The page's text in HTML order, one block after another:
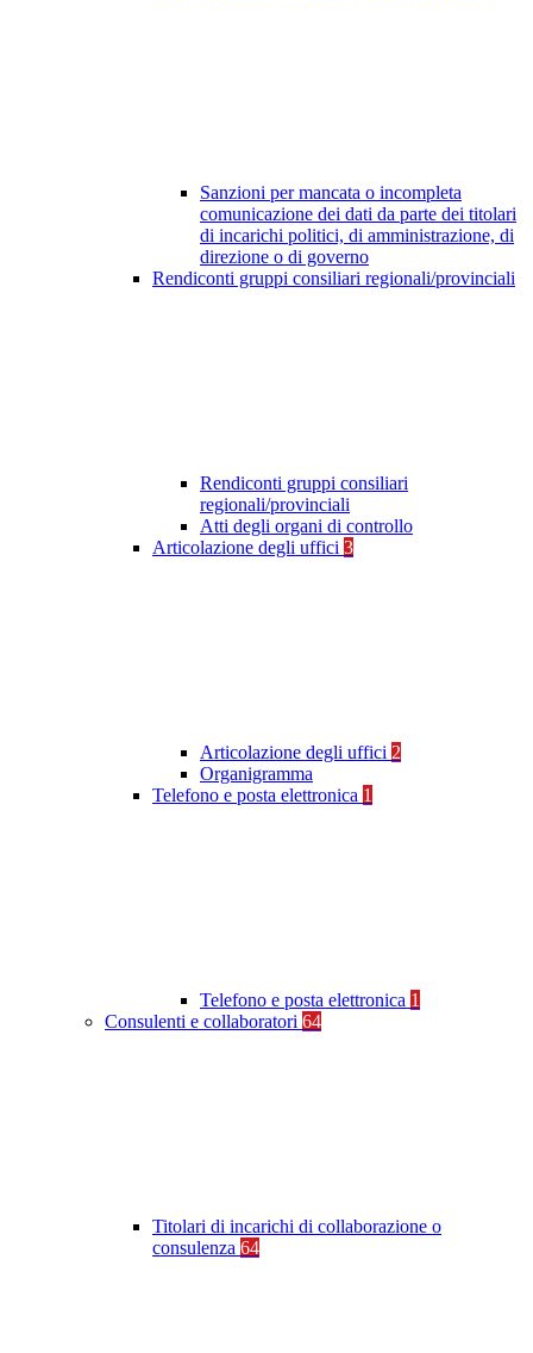
Sanzioni per mancata o incompleta
comunicazione dei dati da parte dei titolari
di incarichi politici, di amministrazione, di
direzione o di governo
Rendiconti gruppi consiliari regionali/provinciali
Rendiconti gruppi consiliari
regionali/provinciali
Atti degli organi di controllo
Articolazione degli uffici 3
Articolazione degli uffici 2
Organigramma
Telefono e posta elettronica 1
Telefono e posta elettronica 1
Consulenti e collaboratori 64
Titolari di incarichi di collaborazione o
consulenza 64